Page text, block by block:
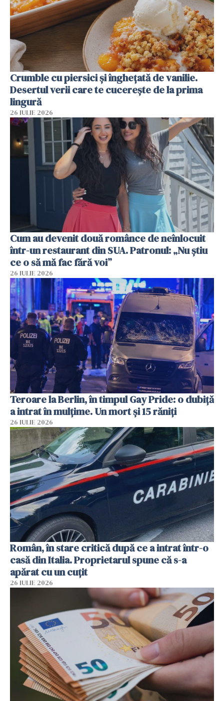
Crumble cu piersici și înghețată de vanilie.
Desertul verii care te cucerește de la prima
lingură
26 IULIE 2026
Cum au devenit două românce de neînlocuit
într-un restaurant din SUA. Patronul: „Nu știu
ce o să mă fac fără voi”
26 IULIE 2026
Teroare la Berlin, în timpul Gay Pride: o dubiță
a intrat în mulțime. Un mort și 15 răniți
26 IULIE 2026
Român, în stare critică după ce a intrat într-o
casă din Italia. Proprietarul spune că s-a
apărat cu un cuțit
26 IULIE 2026